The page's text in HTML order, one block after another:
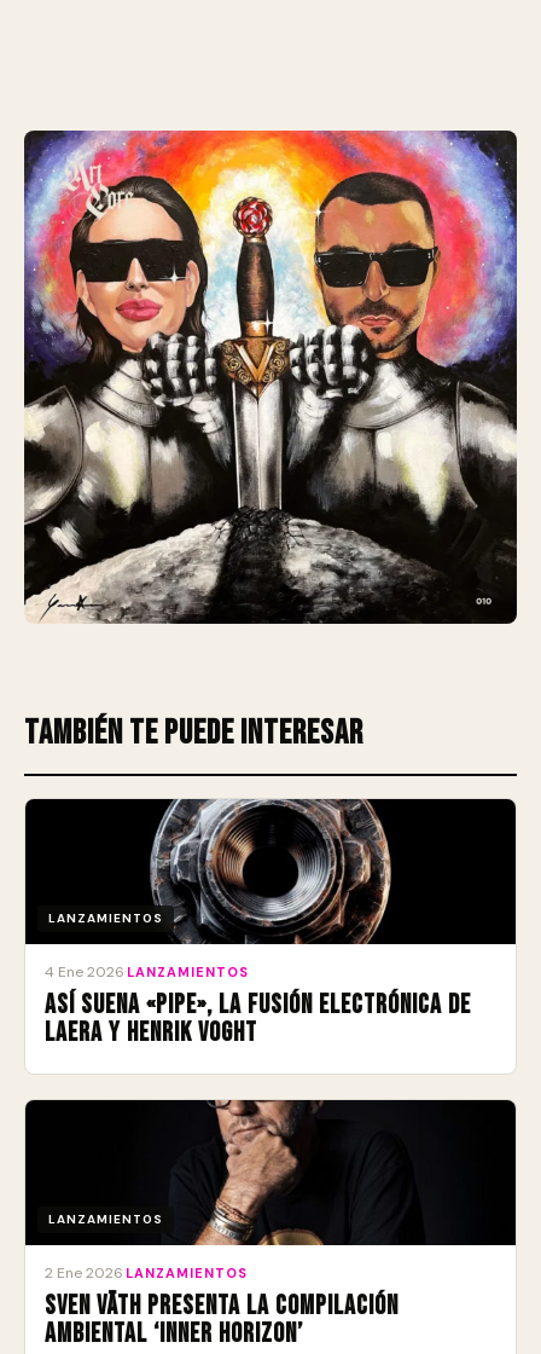
También te puede interesar
LANZAMIENTOS
4 Ene 2026 LANZAMIENTOS
Así suena «Pipe», la fusión electrónica de
Laera y Henrik Voght
LANZAMIENTOS
2 Ene 2026 LANZAMIENTOS
Sven Väth presenta la compilación
ambiental ‘Inner Horizon’